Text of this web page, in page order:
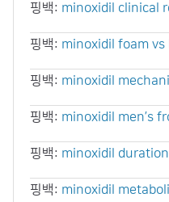
핑백: minoxidil clinical
핑백: minoxidil foam
핑백: minoxidil
핑백: minoxidil men’s
핑백: minoxidil
핑백: minoxidil